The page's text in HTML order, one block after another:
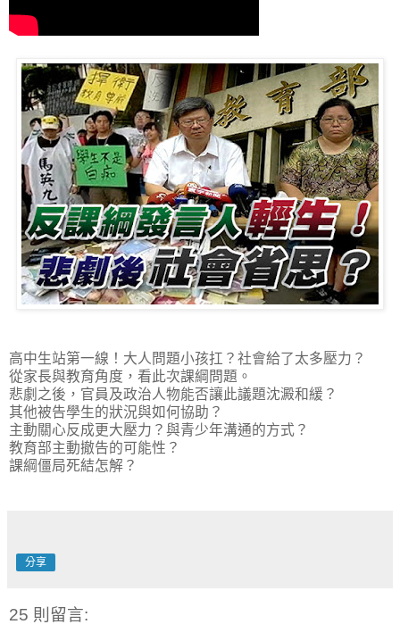
高中生站第一線！大人問題小孩扛？社會給了太多壓力？
從家長與教育角度，看此次課綱問題。
悲劇之後，官員及政治人物能否讓此議題沈澱和緩？
其他被告學生的狀況與如何協助？
主動關心反成更大壓力？與青少年溝通的方式？
教育部主動撤告的可能性？
課綱僵局死結怎解？
分享
25 則留言: